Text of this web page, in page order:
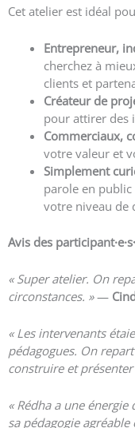
Cet atelier est idéal
Entrepreneur,
cherchez à
clients et
Créateur de
pour attirer des
Commerciaux,
votre valeur et
Simplement
parole en
votre niveau de
Avis des participant·e
« Super atelier. On
circonstances. »—
« Les intervenants
pédagogues. On
construire et
« Rédha a une
sa pédagogie